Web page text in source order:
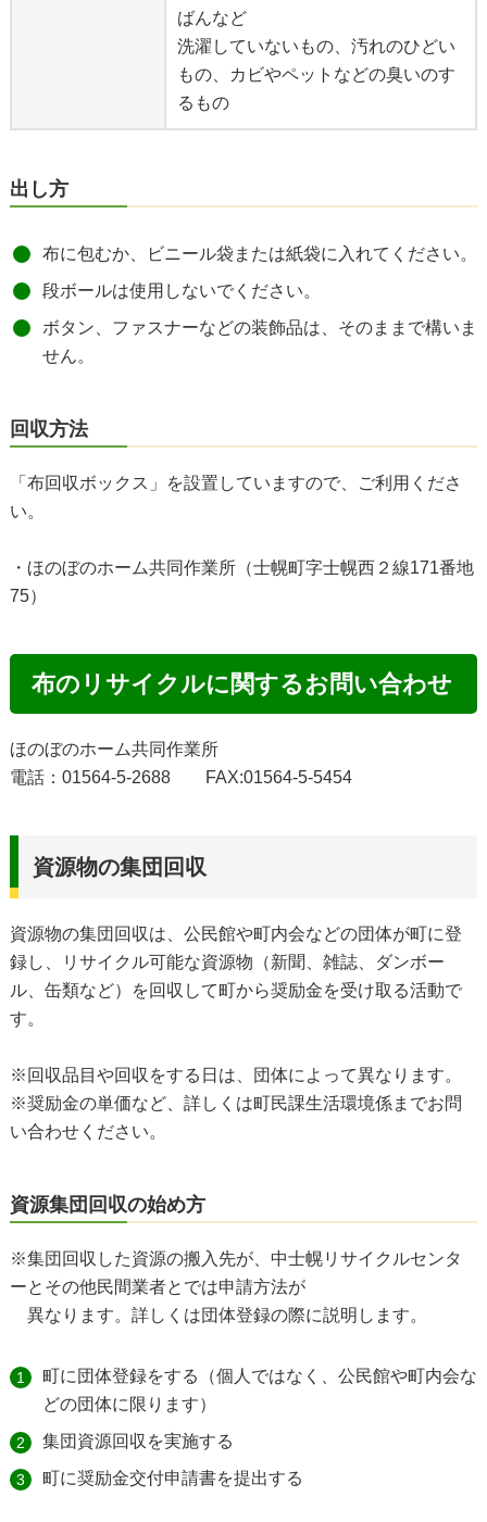
ばんなど
洗濯していないもの、汚れのひどい
もの、カビやペットなどの臭いのす
るもの
出し方
布に包むか、ビニール袋または紙袋に入れてください。
段ボールは使用しないでください。
ボタン、ファスナーなどの装飾品は、そのままで構いま
せん。
回収方法
「布回収ボックス」を設置していますので、ご利用くださ
い。
・ほのぼのホーム共同作業所（士幌町字士幌西２線171番地
75）
布のリサイクルに関するお問い合わせ
ほのぼのホーム共同作業所
電話：01564-5-2688 FAX:01564-5-5454
資源物の集団回収
資源物の集団回収は、公民館や町内会などの団体が町に登
録し、リサイクル可能な資源物（新聞、雑誌、ダンボー
ル、缶類など）を回収して町から奨励金を受け取る活動で
す。
※回収品目や回収をする日は、団体によって異なります。
※奨励金の単価など、詳しくは町民課生活環境係までお問
い合わせください。
資源集団回収の始め方
※集団回収した資源の搬入先が、中士幌リサイクルセンタ
ーとその他民間業者とでは申請方法が
異なります。詳しくは団体登録の際に説明します。
町に団体登録をする（個人ではなく、公民館や町内会な
どの団体に限ります）
集団資源回収を実施する
町に奨励金交付申請書を提出する